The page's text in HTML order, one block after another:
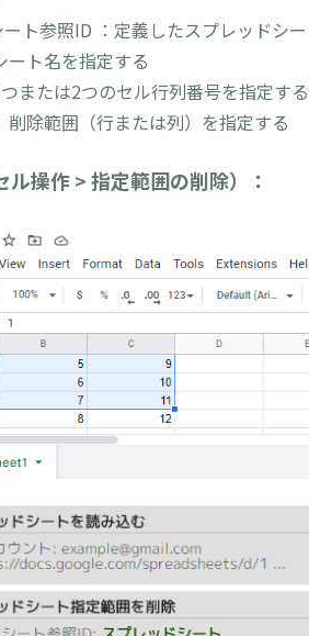
ト参照ID ：定義したスプレッドシ
ート名を指定する
または2つのセル行列番号を指定する
削除範囲（行または列）を指定する
ル操作 > 指定範囲の削除）：